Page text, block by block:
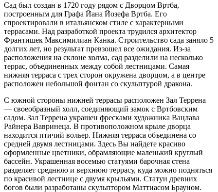
Сад был создан в 1720 году рядом с Дворцом Вртба,
построенным для Графа Йана Йозефа Вртба. Его
спроектировали в итальянском стиле с характерными
террасами. Над разработкой проекта трудился архитектор
Франтишек Максимилиан Канка. Строительство сада заняло 5
долгих лет, но результат превзошел все ожидания. Из-за
расположения на склоне холма, сад разделили на несколько
террас, объединенных между собой лестницами. Самая
нижняя терраса с трех сторон окружена дворцом, а в центре
расположен небольшой фонтан со скульптурой дракона.
С южной стороны нижней террасы расположен Зал Террена
— своеобразный холл, соединяющий замок с Вртбовским
садом. Зал Террена украшен фресками художника Вацлава
Райнера Вавринеца. В противоположном крыле дворца
находится птичий вольер. Нижняя терраса объединена со
средней двумя лестницами. Здесь Вы найдете красиво
оформленные цветники, обрамляющие маленький круглый
бассейн. Украшенная восемью статуями барочная стена
разделяет среднюю и верхнюю террасу, куда можно подняться
по красивой лестнице с двумя крыльями. Статуи древних
богов были разработаны скульптором Маттиасом Брауном.